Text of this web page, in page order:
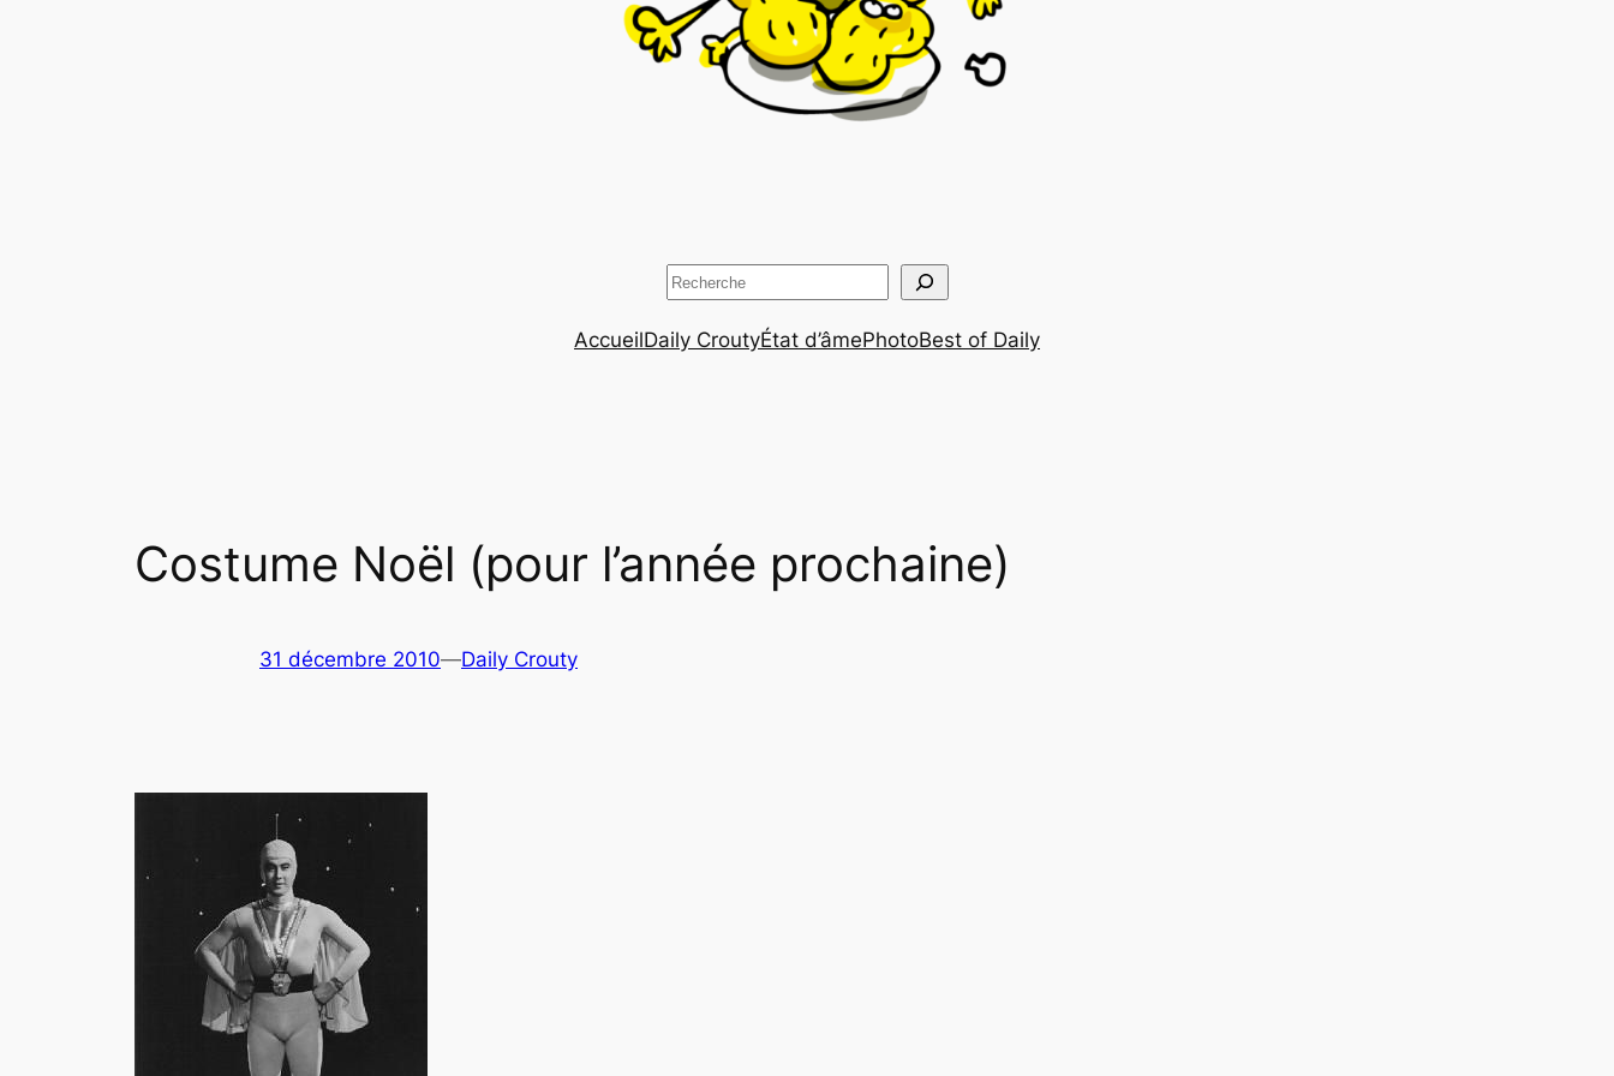
Rechercher
AccueilDaily CroutyÉtat d’âmePhotoBest of Daily
Costume Noël (pour l’année prochaine)
31 décembre 2010—Daily Crouty